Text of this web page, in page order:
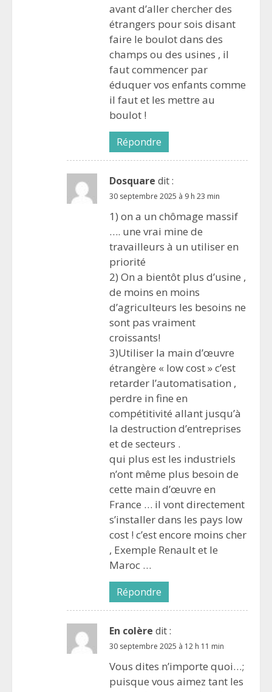
avant d’aller chercher des
étrangers pour sois disant
faire le boulot dans des
champs ou des usines , il
faut commencer par
éduquer vos enfants comme
il faut et les mettre au
boulot !
Répondre
Dosquare dit :
30 septembre 2025 à 9 h 23 min
1) on a un chômage massif
…. une vrai mine de
travailleurs à un utiliser en
priorité
2) On a bientôt plus d’usine ,
de moins en moins
d’agriculteurs les besoins ne
sont pas vraiment
croissants!
3)Utiliser la main d’œuvre
étrangère « low cost » c’est
retarder l’automatisation ,
perdre in fine en
compétitivité allant jusqu’à
la destruction d’entreprises
et de secteurs .
qui plus est les industriels
n’ont même plus besoin de
cette main d’œuvre en
France … il vont directement
s’installer dans les pays low
cost ! c’est encore moins cher
, Exemple Renault et le
Maroc …
Répondre
En colère dit :
30 septembre 2025 à 12 h 11 min
Vous dites n’importe quoi…;
puisque vous aimez tant les